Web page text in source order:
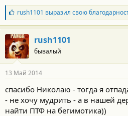
Б
л
а
г
о
д
а
н
с
т
и
rush1101 выразил свою
rush1101
бывалый
13 Май 2014
спасибо Николаю - тогда я
- не хочу мудрить - а в нашей
найти ПТФ на бегимотика))